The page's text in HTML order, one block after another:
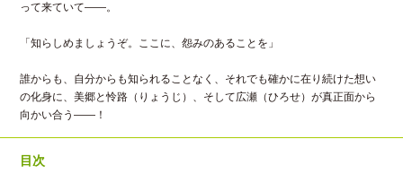
って来ていて――。
「知らしめましょうぞ。ここに、怨みのあることを」
誰からも、自分からも知られることなく、それでも確かに在り続けた想い
の化身に、美郷と怜路（りょうじ）、そして広瀬（ひろせ）が真正面から
向かい合う――！
目次